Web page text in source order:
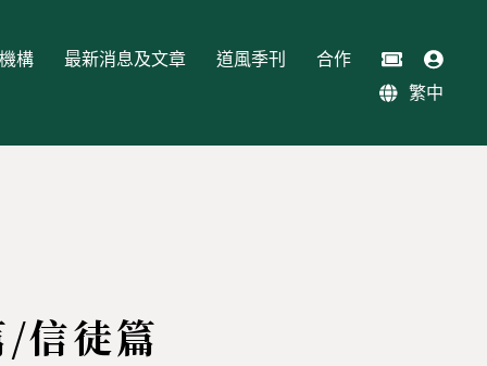
構 最新消息及文章 道風季刊
合作
繁中
信徒篇